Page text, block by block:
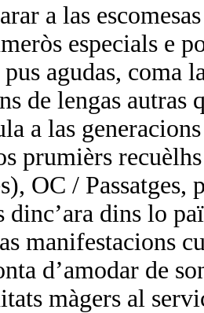
a las
especials e
agudas, coma
de lengas autras
a las
prumièrs
OC / Passatges,
dinc’ara dins lo
manifestacions
d’amodar de
màgers al